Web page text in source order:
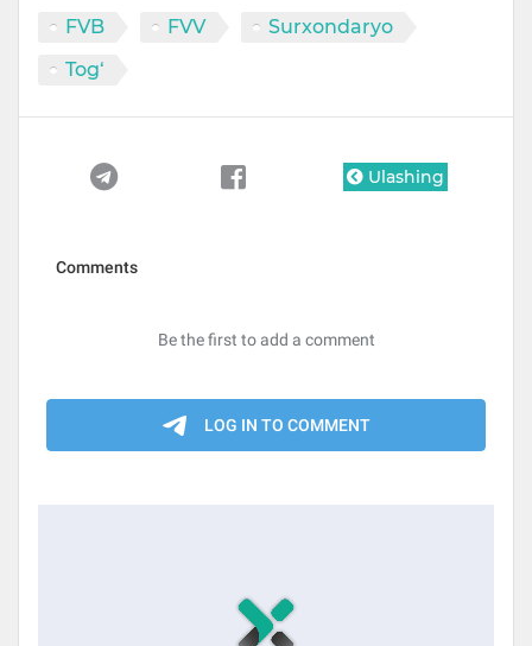
FVB FVV
Surxondaryo
Tog‘
Ulashing